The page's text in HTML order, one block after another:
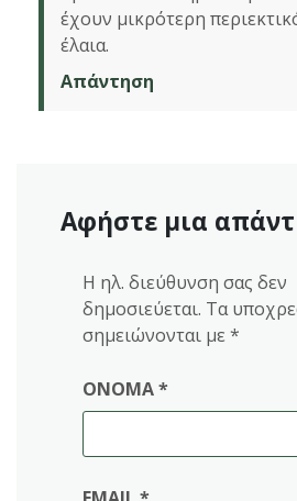
έχουν μικρότερη
έλαια.
Απάντηση
Αφήστε μια
Η ηλ. διεύθυνση σας δεν
δημοσιεύεται. Τα
σημειώνονται με *
ΌΝΟΜΑ*